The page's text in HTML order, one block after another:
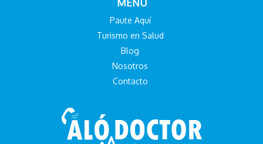
Paute Aquí
Turismo en Salud
Blog
Nosotros
Contacto